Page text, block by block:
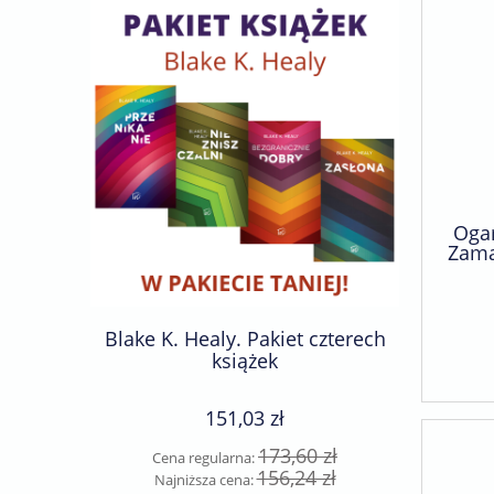
Blake K. Healy. Pakiet czterech
książek
151,03 zł
Cena regularna:173,60 zł
Najniższa cena:156,24 zł